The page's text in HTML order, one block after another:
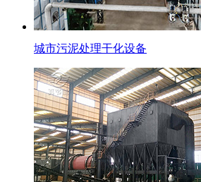
城市污泥处理干化设备